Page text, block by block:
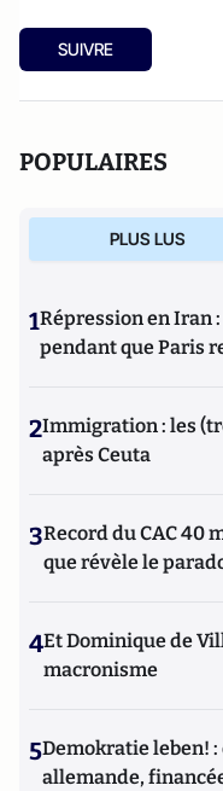
SUIVRE
POPULAIRES
PLUS LUS
1Répression en Iran
pendant que Paris
2Immigration : les
après Ceuta
3Record du CAC 40
que révèle le
4Et Dominique de
macronisme
5Demokratie leben!
allemande,